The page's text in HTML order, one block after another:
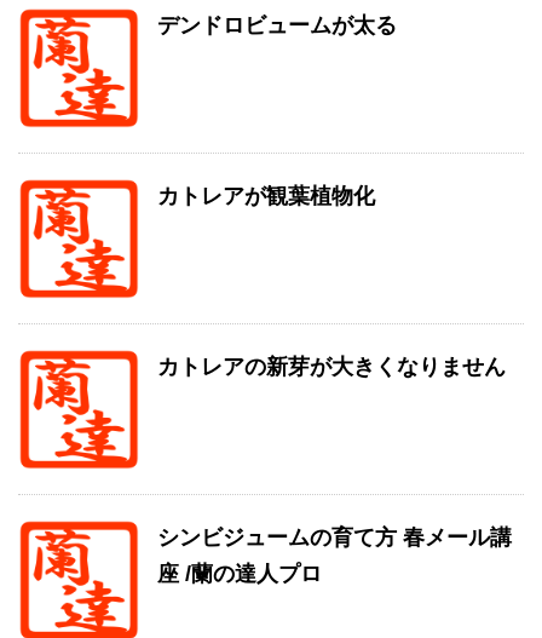
デンドロビュームが太る
カトレアが観葉植物化
カトレアの新芽が大きくなりません
シンビジュームの育て方 春メール講
座 /蘭の達人プロ